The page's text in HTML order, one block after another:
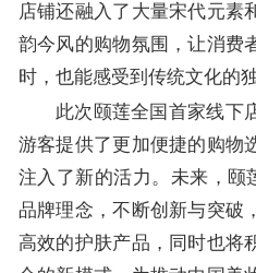
店铺还融入了大量宋代元素
韵今风的购物氛围，让消费
时，也能感受到传统文化的
此次颐莲全国首家线下
游客提供了更加便捷的购物
注入了新的活力。未来，颐
品牌理念，不断创新与突破
高效的护肤产品，同时也将